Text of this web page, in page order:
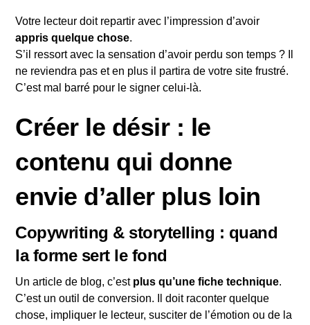
Votre lecteur doit repartir avec l’impression d’avoir
appris quelque chose.
S’il ressort avec la sensation d’avoir perdu son temps ? Il
ne reviendra pas et en plus il partira de votre site frustré.
C’est mal barré pour le signer celui-là.
Créer le désir : le
contenu qui donne
envie d’aller plus loin
Copywriting & storytelling : quand
la forme sert le fond
Un article de blog, c’est plus qu’une fiche technique.
C’est un outil de conversion. Il doit raconter quelque
chose, impliquer le lecteur, susciter de l’émotion ou de la